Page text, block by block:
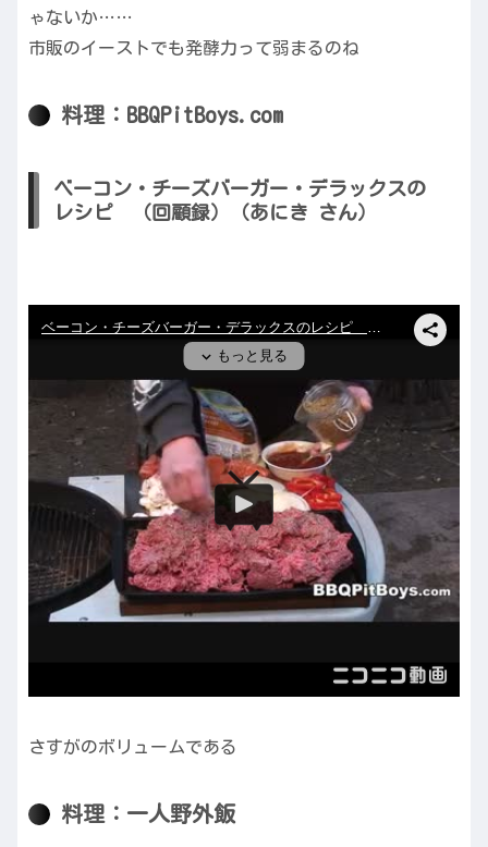
ゃないか……
市販のイーストでも発酵力って弱まるのね
料理：BBQPitBoys.com
ベーコン・チーズバーガー・デラックスの
レシピ （回顧録）（あにき さん）
さすがのボリュームである
料理：一人野外飯